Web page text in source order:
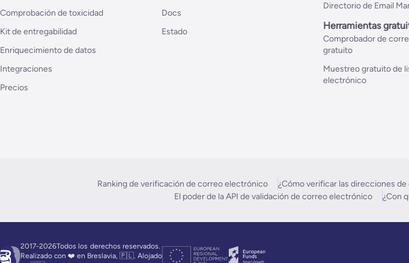
Comprobación de toxicidad
Kit de entregabilidad
Enriquecimiento de datos
Integraciones
Precios
Docs
Estado
Directorio de Email
Herramientas
Comprobador de
gratuito
Muestreo gratuito de
electrónico
Ranking de verificación de correo electrónico ¿Cómo verificar las direcciones
El poder de la API de validación de correo electrónico
¿Con
2017-2026Todos los derechos reservados.
Realizado con ❤️ en Breslavia, 🇵🇱. Alojado